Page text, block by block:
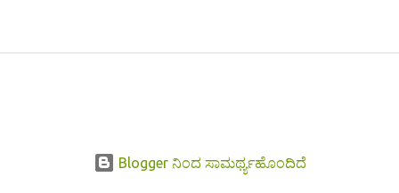
Blogger ನಿಂದ ಸಾಮರ್ಥ್ಯಹೊಂದಿದೆ